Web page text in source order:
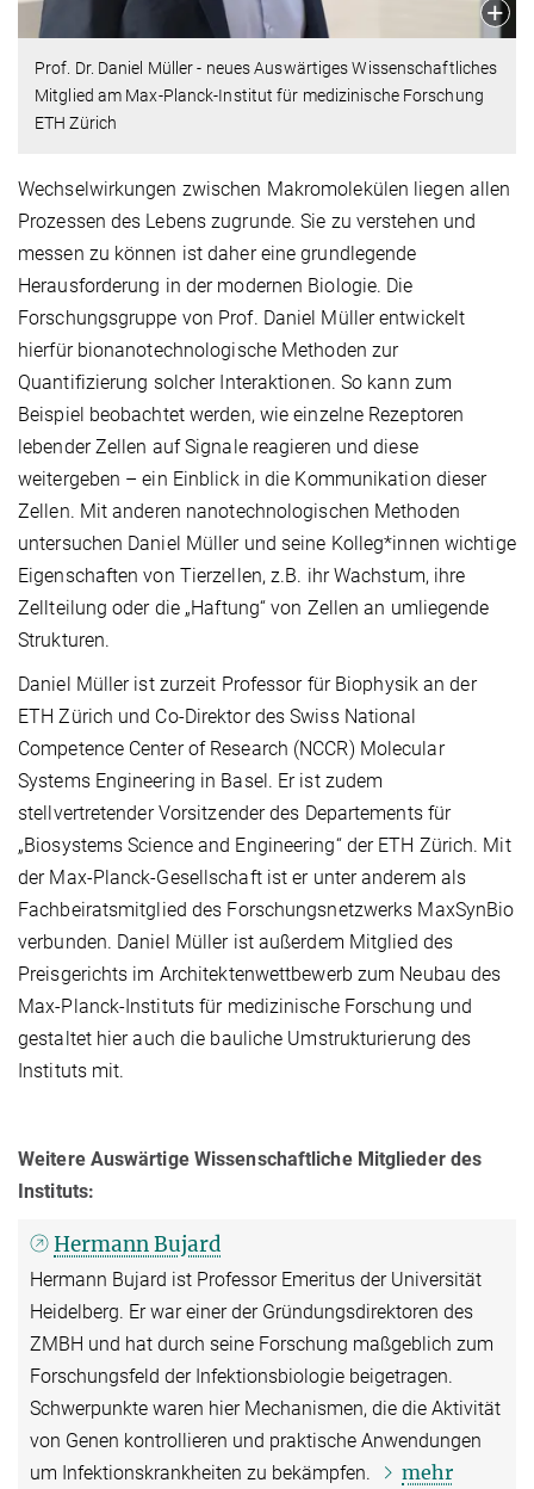
Prof. Dr. Daniel Müller - neues Auswärtiges Wissenschaftliches
Mitglied am Max-Planck-Institut für medizinische Forschung
ETH Zürich
Wechselwirkungen zwischen Makromolekülen liegen allen
Prozessen des Lebens zugrunde. Sie zu verstehen und
messen zu können ist daher eine grundlegende
Herausforderung in der modernen Biologie. Die
Forschungsgruppe von Prof. Daniel Müller entwickelt
hierfür bionanotechnologische Methoden zur
Quantifizierung solcher Interaktionen. So kann zum
Beispiel beobachtet werden, wie einzelne Rezeptoren
lebender Zellen auf Signale reagieren und diese
weitergeben – ein Einblick in die Kommunikation dieser
Zellen. Mit anderen nanotechnologischen Methoden
untersuchen Daniel Müller und seine Kolleg*innen wichtige
Eigenschaften von Tierzellen, z.B. ihr Wachstum, ihre
Zellteilung oder die „Haftung“ von Zellen an umliegende
Strukturen.
Daniel Müller ist zurzeit Professor für Biophysik an der
ETH Zürich und Co-Direktor des Swiss National
Competence Center of Research (NCCR) Molecular
Systems Engineering in Basel. Er ist zudem
stellvertretender Vorsitzender des Departements für
„Biosystems Science and Engineering“ der ETH Zürich. Mit
der Max-Planck-Gesellschaft ist er unter anderem als
Fachbeiratsmitglied des Forschungsnetzwerks MaxSynBio
verbunden. Daniel Müller ist außerdem Mitglied des
Preisgerichts im Architektenwettbewerb zum Neubau des
Max-Planck-Instituts für medizinische Forschung und
gestaltet hier auch die bauliche Umstrukturierung des
Instituts mit.
Weitere Auswärtige Wissenschaftliche Mitglieder des
Instituts:
Hermann Bujard
Hermann Bujard ist Professor Emeritus der Universität
Heidelberg. Er war einer der Gründungsdirektoren des
ZMBH und hat durch seine Forschung maßgeblich zum
Forschungsfeld der Infektionsbiologie beigetragen.
Schwerpunkte waren hier Mechanismen, die die Aktivität
von Genen kontrollieren und praktische Anwendungen
um Infektionskrankheiten zu bekämpfen.
mehr